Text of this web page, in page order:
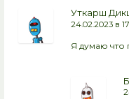
Уткарш
24.02.2023 в
Я думаю что